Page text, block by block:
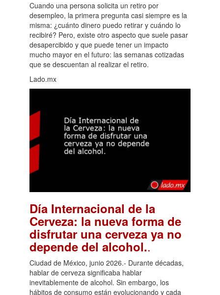
Cuando una persona solicita un retiro por
desempleo, la primera pregunta casi siempre es la
misma: ¿cuánto dinero puedo retirar y cuándo lo
recibiré? Pero, existe otro aspecto que suele pasar
desapercibido y que puede tener un impacto
mucho mayor en el futuro: las semanas cotizadas
que se descuentan al realizar el retiro.
Lado.mx
Día Internacional de la
Cerveza: la nueva forma de
disfrutar una cerveza ya no
depende del alcohol..
Ciudad de México, junio 2026.- Durante décadas,
hablar de cerveza significaba hablar
inevitablemente de alcohol. Sin embargo, los
hábitos de consumo están evolucionando y cada